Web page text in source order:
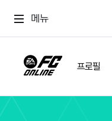
메뉴
프로필